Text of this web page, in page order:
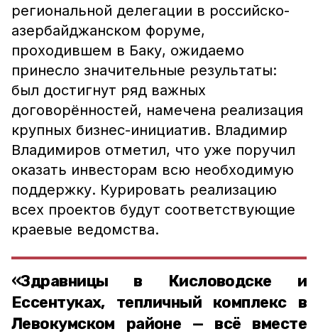
региональной делегации в российско-
азербайджанском форуме,
проходившем в Баку, ожидаемо
принесло значительные результаты:
был достигнут ряд важных
договорённостей, намечена реализация
крупных бизнес-инициатив. Владимир
Владимиров отметил, что уже поручил
оказать инвесторам всю необходимую
поддержку. Курировать реализацию
всех проектов будут соответствующие
краевые ведомства.
«Здравницы в Кисловодске и
Ессентуках, тепличный комплекс в
Левокумском районе — всё вместе